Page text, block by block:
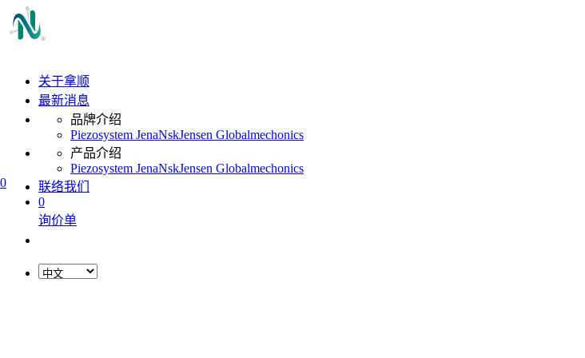
0
关于拿顺
最新消息
品牌介绍
Piezosystem JenaNskJensen Globalmechonics
产品介绍
Piezosystem JenaNskJensen Globalmechonics
联络我们
0
询价单